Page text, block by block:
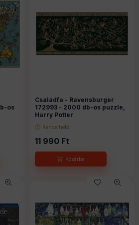
os
Családfa - Ravensburger
172993 - 2000 db-os puzzle,
Harry Potter
Rendelhető
11 990 Ft